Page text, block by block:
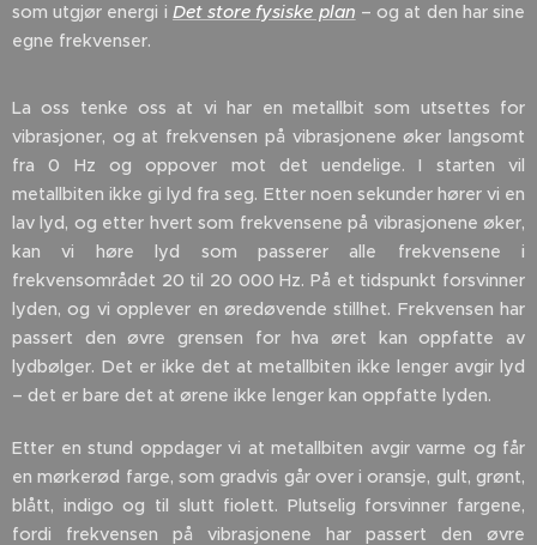
som utgjør energi i Det store fysiske plan – og at den har sine
egne frekvenser.
La oss tenke oss at vi har en metallbit som utsettes for
vibrasjoner, og at frekvensen på vibrasjonene øker langsomt
fra 0 Hz og oppover mot det uendelige. I starten vil
metallbiten ikke gi lyd fra seg. Etter noen sekunder hører vi en
lav lyd, og etter hvert som frekvensene på vibrasjonene øker,
kan vi høre lyd som passerer alle frekvensene i
frekvensområdet 20 til 20 000 Hz. På et tidspunkt forsvinner
lyden, og vi opplever en øredøvende stillhet. Frekvensen har
passert den øvre grensen for hva øret kan oppfatte av
lydbølger. Det er ikke det at metallbiten ikke lenger avgir lyd
– det er bare det at ørene ikke lenger kan oppfatte lyden.
Etter en stund oppdager vi at metallbiten avgir varme og får
en mørkerød farge, som gradvis går over i oransje, gult, grønt,
blått, indigo og til slutt fiolett. Plutselig forsvinner fargene,
fordi frekvensen på vibrasjonene har passert den øvre